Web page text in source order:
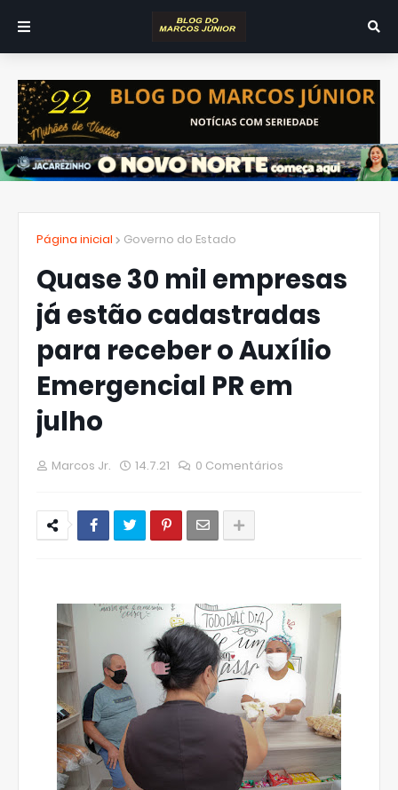
Página inicial Governo do Estado
Quase 30 mil empresas
já estão cadastradas
para receber o Auxílio
Emergencial PR em
julho
Marcos Jr. 14.7.21 0 Comentários